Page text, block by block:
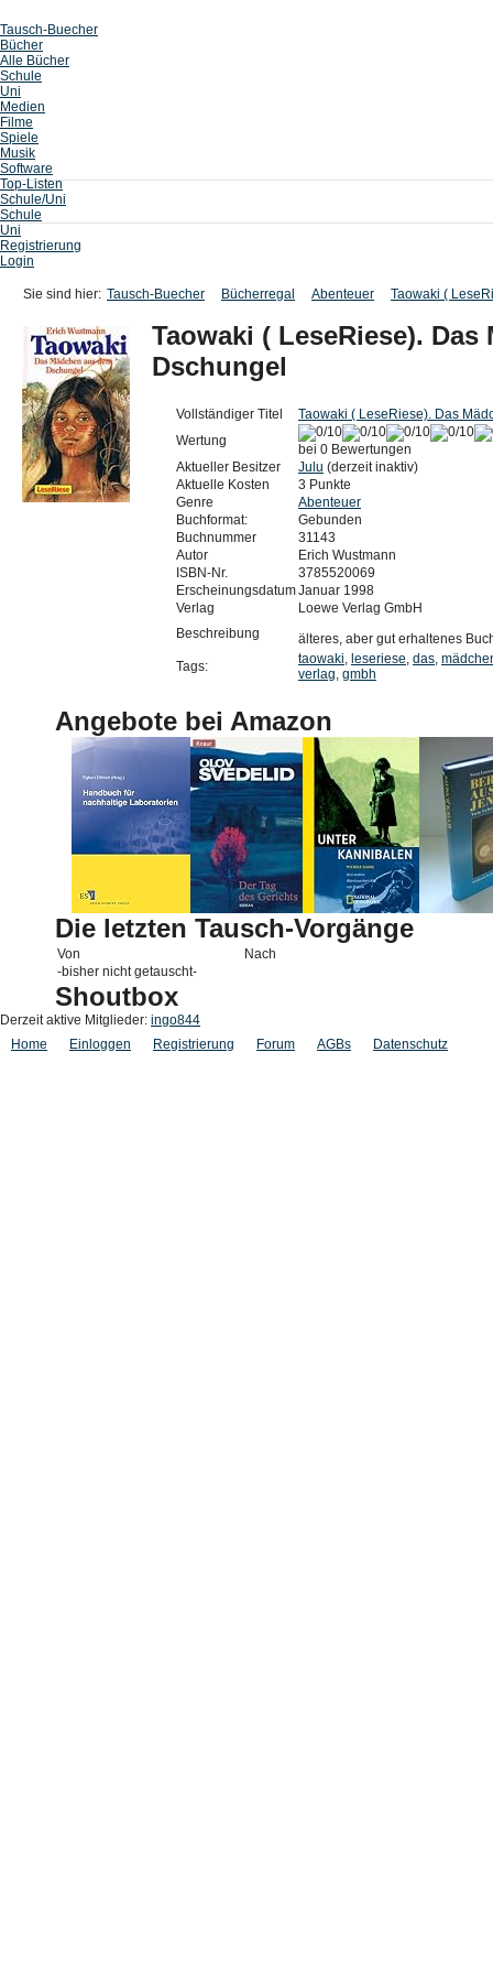
Tausch-Buecher
Bücher
Alle Bücher
Schule
Uni
Medien
Filme
Spiele
Musik
Software
Top-Listen
Schule/Uni
Schule
Uni
Registrierung
Login
Sie sind hier: Tausch-Buecher Bücherregal Abenteuer Taowaki (
Taowaki ( LeseRiese). Das
Dschungel
Vollständiger Titel
Taowaki ( LeseRiese). Das
Wertung
bei 0 Bewertungen
Aktueller Besitzer
Julu (derzeit inaktiv)
Aktuelle Kosten
3 Punkte
Genre
Abenteuer
Buchformat:
Gebunden
Buchnummer
31143
Autor
Erich Wustmann
ISBN-Nr.
3785520069
ErscheinungsdatumJanuar 1998
Verlag
Loewe Verlag GmbH
Beschreibung
älteres, aber gut erhaltenes
Tags:
taowaki, leseriese, das,
verlag, gmbh
Angebote bei Amazon
Die letzten Tausch-Vorgänge
Von
Nach
-bisher nicht getauscht-
Shoutbox
Derzeit aktive Mitglieder: ingo844
Home
Einloggen Registrierung Forum AGBs Datenschutz